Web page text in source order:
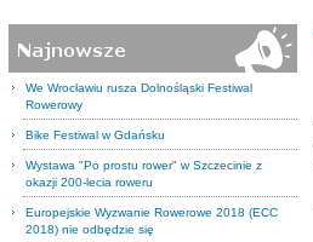
We Wrocławiu rusza Dolnośląski Festiwal
Rowerowy
Bike Festiwal w Gdańsku
Wystawa "Po prostu rower" w Szczecinie z
okazji 200-lecia roweru
Europejskie Wyzwanie Rowerowe 2018 (ECC
2018) nie odbędzie się